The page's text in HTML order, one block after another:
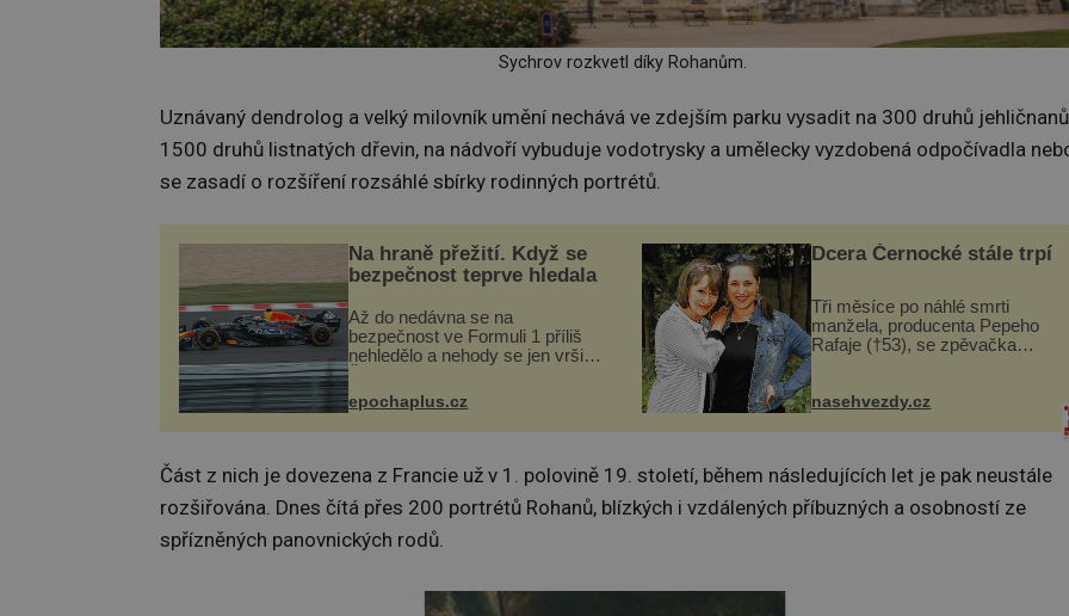
Sychrov rozkvetl díky Rohanům.
Uznávaný dendrolog a velký milovník umění nechává ve zdejším parku vysadit na 300 druhů
1500 druhů listnatých dřevin, na nádvoří vybuduje vodotrysky a umělecky vyzdobená odpočívadla
se zasadí o rozšíření rozsáhlé sbírky rodinných portrétů.
Na hraně přežití. Když se
bezpečnost teprve hledala
Až do nedávna se na
bezpečnost ve Formuli 1 příliš
nehledělo a nehody se jen vršily.
kůži, často s trvalými následky
nebo bohužel i ztrátou života.
Dnes nepochopiteln...
epochaplus.cz
Dcera Černocké stále trpí
Tři měsíce po náhlé smrti
manžela, producenta Pepeho
Rafaje (†53), se zpěvačka
ozvala veřejnosti. Na sociální
nasehvezdy.cz
Část z nich je dovezena z Francie už v 1. polovině 19. století, během následujících let je pak neustále
rozšiřována. Dnes čítá přes 200 portrétů Rohanů, blízkých i vzdálených příbuzných a osobností ze
spřízněných panovnických rodů.